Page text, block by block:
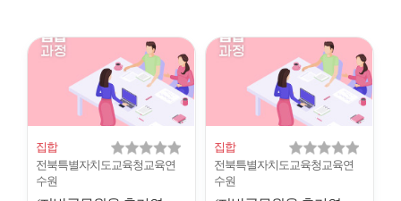
개
수
집합
전북특별자치도교육청교육연
수원
집합
전북특별자치도교육청교육연
수원